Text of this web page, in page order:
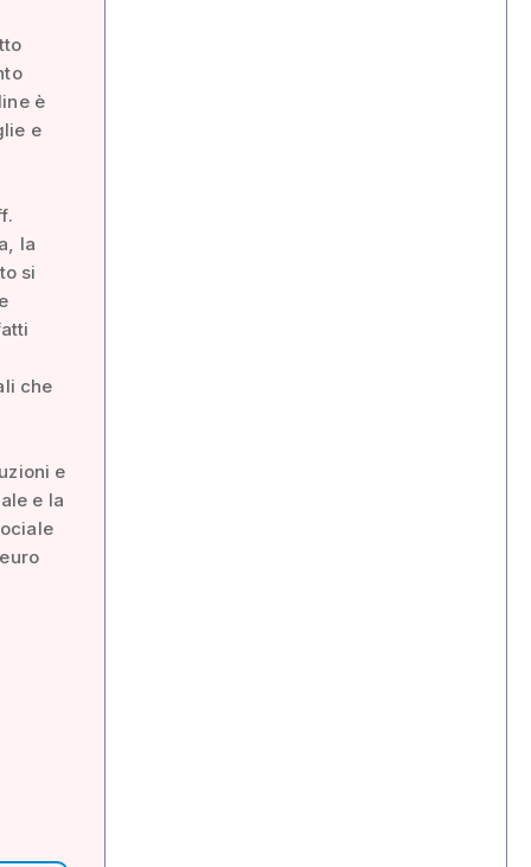
è
e
la
si
che
e
e la